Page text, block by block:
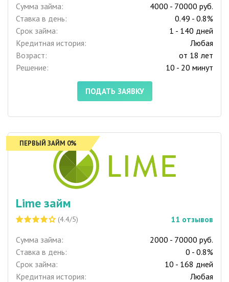
Сумма займа:
4000 - 70000 руб.
Ставка в день:
0.49 - 0.8%
Срок займа:
1 - 140 дней
Кредитная история:
Любая
Возраст:
от 18 лет
Решение:
10 - 20 минут
ПОДАТЬ ЗАЯВКУ
ПЕРВЫЙ ЗАЙМ 0%
Lime займ
(4.4/5) 11 отзывов
Сумма займа:
2000 - 70000 руб.
Ставка в день:
0 - 0.8%
Срок займа:
10 - 168 дней
Кредитная история:
Любая